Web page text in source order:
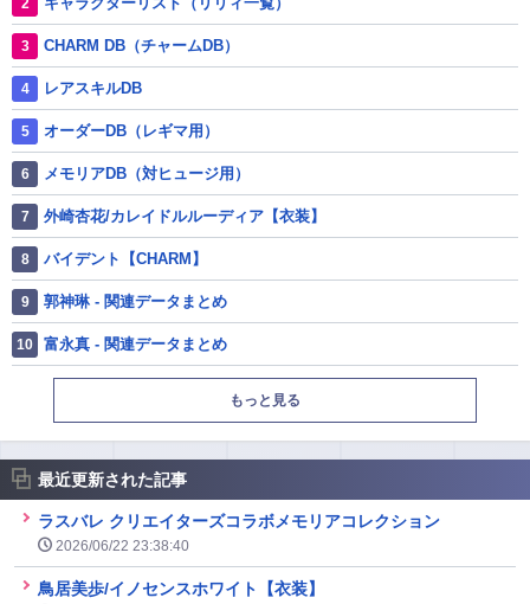
CHARM DB（チャームDB）
レアスキルDB
オーダーDB（レギマ用）
メモリアDB（対ヒュージ用）
外崎杏花/カレイドルルーディア【衣装】
バイデント【CHARM】
郭神琳 - 関連データまとめ
富永真 - 関連データまとめ
もっと見る
最近更新された記事
ラスバレ クリエイターズコラボメモリアコレクション
2026/06/22 23:38:40
鳥居美歩/イノセンスホワイト【衣装】